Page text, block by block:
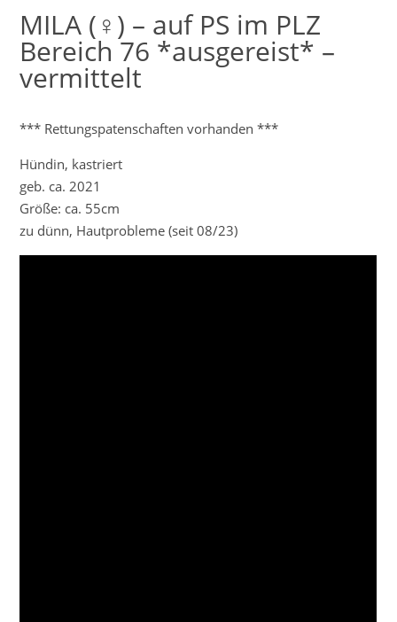
MILA (♀) – auf PS im PLZ
Bereich 76 *ausgereist* –
vermittelt
*** Rettungspatenschaften vorhanden ***
Hündin, kastriert
geb. ca. 2021
Größe: ca. 55cm
zu dünn, Hautprobleme (seit 08/23)